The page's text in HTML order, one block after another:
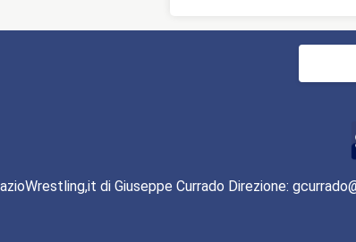
di Giuseppe Currado Direzione: